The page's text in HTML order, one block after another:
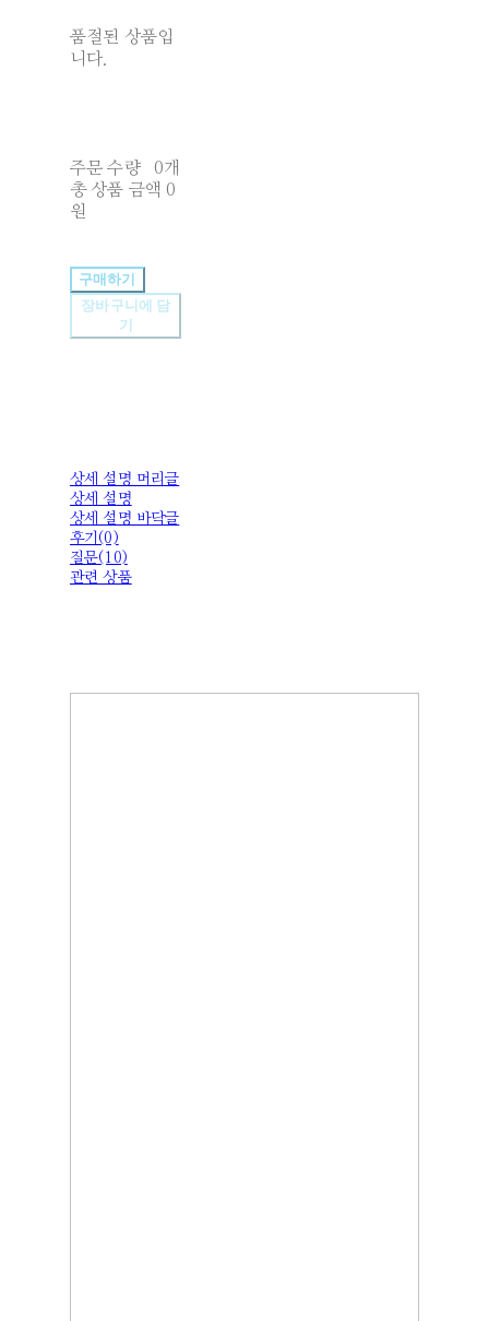
품절된 상품입
니다.
주문 수량
0개
총 상품 금액 0
원
구매하기
장바구니에 담
기
상세 설명 머리글
상세 설명
상세 설명 바닥글
후기(0)
질문(10)
관련 상품